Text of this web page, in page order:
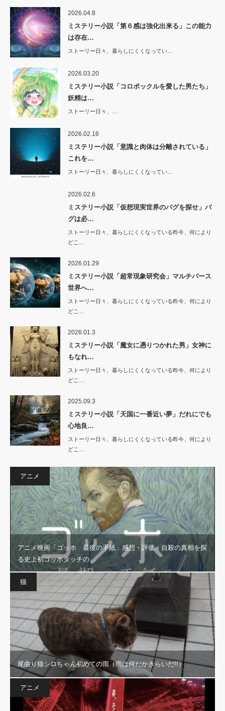
2026.04.8
ミステリー小説「第６感は強化出来る」この能力
は存在…
ストーリー日々、暮らしにくくなってい…
2026.03.20
ミステリー小説「コロポックルを愛した男たち」
妖精は…
ストーリー日々、…
2026.02.16
ミステリー小説「意識と肉体は分離されている」
これを…
ストーリー日々、暮らしにくくなってい…
2026.02.6
ミステリー小説「仮想現実世界のバグを探せ」バ
グは必…
ストーリー日々、暮らしにくくなっている昨今、何により
どこ…
2026.01.29
ミステリー小説「超常現象研究会」マルチバース
世界へ…
ストーリー日々、暮らしにくくなっている昨今、何により
どこ…
2026.01.3
ミステリー小説「魔女に憑りつかれた男」女神に
もなれ…
ストーリー日々、暮らしにくくなっている昨今、何により
どこ…
2025.09.3
ミステリー小説「天国に一番近い夢」だれにでも
心地良…
ストーリー日々、暮らしにくくなっている昨今、何により
どこ…
アニメ
アニメ映画「ゴッホ 最後の手紙」感想・評価：自殺の真相を探
る史上初ゴッホタッチの…
猫
尾曲り猫シロちゃん初めての雨（雨は何だかきらいだ!!）
アニメ